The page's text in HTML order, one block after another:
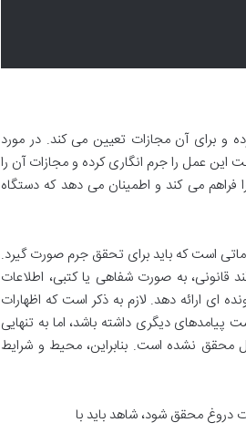
و برای آن مجازات تعیین می کند. در مورد
به صراحت این عمل را جرم انگاری کرده و مجازات آن را
فراهم می کند و اطمینان می دهد که دستگاه
است که باید برای تحقق جرم صورت گیرد.
به صورت شفاهی یا کتبی، اطلاعات
ای ارائه دهد. لازم به ذکر است که اظهارات
دیگری داشته باشد، اما به تنهایی
نشده است. بنابراین، محیط و شرایط
دروغ محقق شود، شاهد باید با